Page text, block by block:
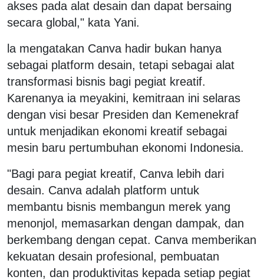
akses pada alat desain dan dapat bersaing
secara global," kata Yani.
la mengatakan Canva hadir bukan hanya
sebagai platform desain, tetapi sebagai alat
transformasi bisnis bagi pegiat kreatif.
Karenanya ia meyakini, kemitraan ini selaras
dengan visi besar Presiden dan Kemenekraf
untuk menjadikan ekonomi kreatif sebagai
mesin baru pertumbuhan ekonomi Indonesia.
"Bagi para pegiat kreatif, Canva lebih dari
desain. Canva adalah platform untuk
membantu bisnis membangun merek yang
menonjol, memasarkan dengan dampak, dan
berkembang dengan cepat. Canva memberikan
kekuatan desain profesional, pembuatan
konten, dan produktivitas kepada setiap pegiat